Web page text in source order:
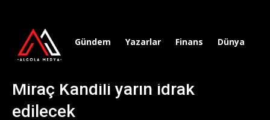
Gündem Yazarlar Finans Dünya
Miraç Kandili yarın idrak
edilecek